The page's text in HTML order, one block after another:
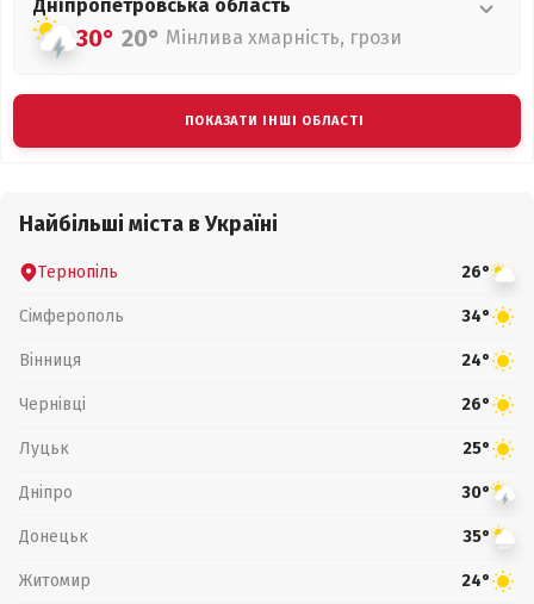
Дніпропетровська область
30° 20° Мінлива хмарність, грози
ПОКАЗАТИ ІНШІ ОБЛАСТІ
Найбільші міста в Україні
Тернопіль 26°
Сімферополь 34°
Вінниця 24°
Чернівці 26°
Луцьк 25°
Дніпро 30°
Донецьк 35°
Житомир 24°